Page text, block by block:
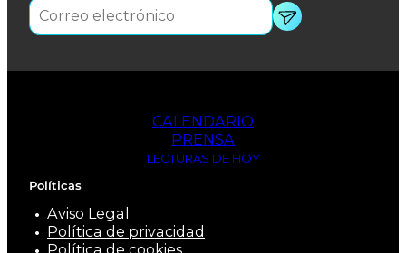
CALENDARIO
PRENSA
LECTURAS DE HOY
Políticas
Aviso Legal
Política de privacidad